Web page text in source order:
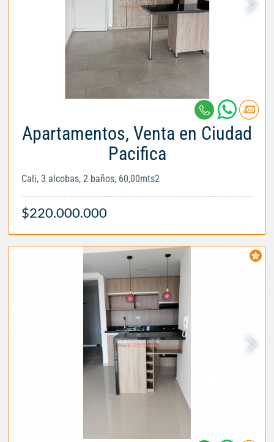
Apartamentos, Venta en Ciudad
Pacifica
Cali, 3 alcobas, 2 baños, 60,00mts2
$220.000.000